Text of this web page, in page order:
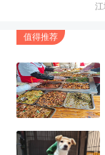
值得推荐